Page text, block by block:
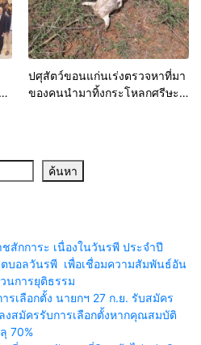
ปศุสัตว์ขอนแก่นเร่งตรวจหาที่มา
ของคนนำมาทิ้งกระโหลกศรีษะ
ค้นหา
สักการะ เนื่องในวันรพี ประจำปี
บอลวันรพี เพื่อเชื่อมความสัมพันธ์อัน
นการยุติธรรม
รเลือกตั้ง นายกฯ 27 ก.ย. รับสมัคร
สมัครรับการเลือกตั้งหากคุณสมบัติ
70%